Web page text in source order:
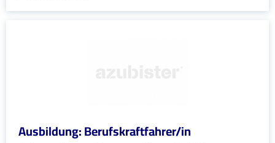
Ausbildung: Berufskraftfahrer/in